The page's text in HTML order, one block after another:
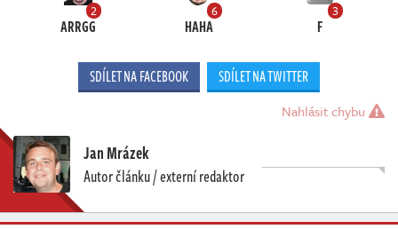
2
ARRGG
6
HAHA
3
F
SDÍLET NA FACEBOOK SDÍLET NA TWITTER
Nahlásit chybu
Jan Mrázek
Autor článku / externí redaktor